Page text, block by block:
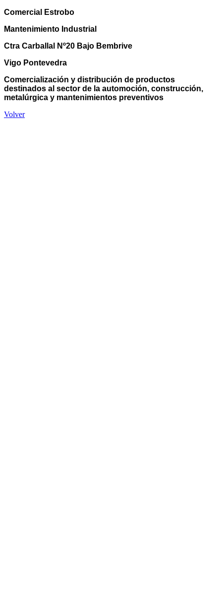
Comercial Estrobo
Mantenimiento Industrial
Ctra Carballal Nº20 Bajo Bembrive
Vigo Pontevedra
Comercialización y distribución de productos
destinados al sector de la automoción, construcción,
metalúrgica y mantenimientos preventivos
Volver